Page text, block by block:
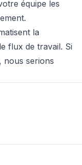
équipe les
la
flux de travail. Si
nous serions